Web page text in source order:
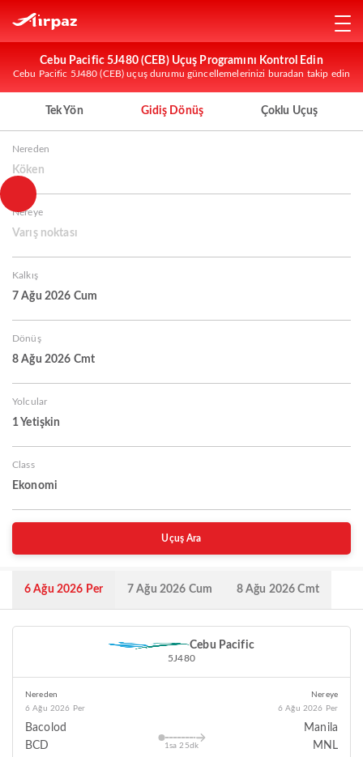
Cebu Pacific 5J480 (CEB) Uçuş Programını Kontrol Edin
Cebu Pacific 5J480 (CEB) uçuş durumu güncellemelerinizi buradan takip edin
Tek Yön Gidiş Dönüş Çoklu Uçuş
Nereden
Köken
Nereye
Varış noktası
Kalkış
7 Ağu 2026 Cum
Dönüş
8 Ağu 2026 Cmt
Yolcular
1 Yetişkin
Class
Ekonomi
Uçuş Ara
6 Ağu 2026 Per 7 Ağu 2026 Cum 8 Ağu 2026 Cmt
Cebu Pacific
5J480
Nereden
6 Ağu 2026 Per
Bacolod
BCD
1sa 25dk
Nereye
6 Ağu 2026 Per
Manila
MNL